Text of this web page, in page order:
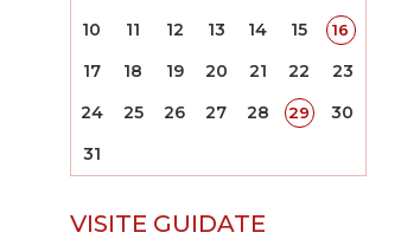
10
11 12 13 14 15 16
17 18 19 20 21 22
23
24
25 26 27 28 29
30
31
VISITE GUIDATE